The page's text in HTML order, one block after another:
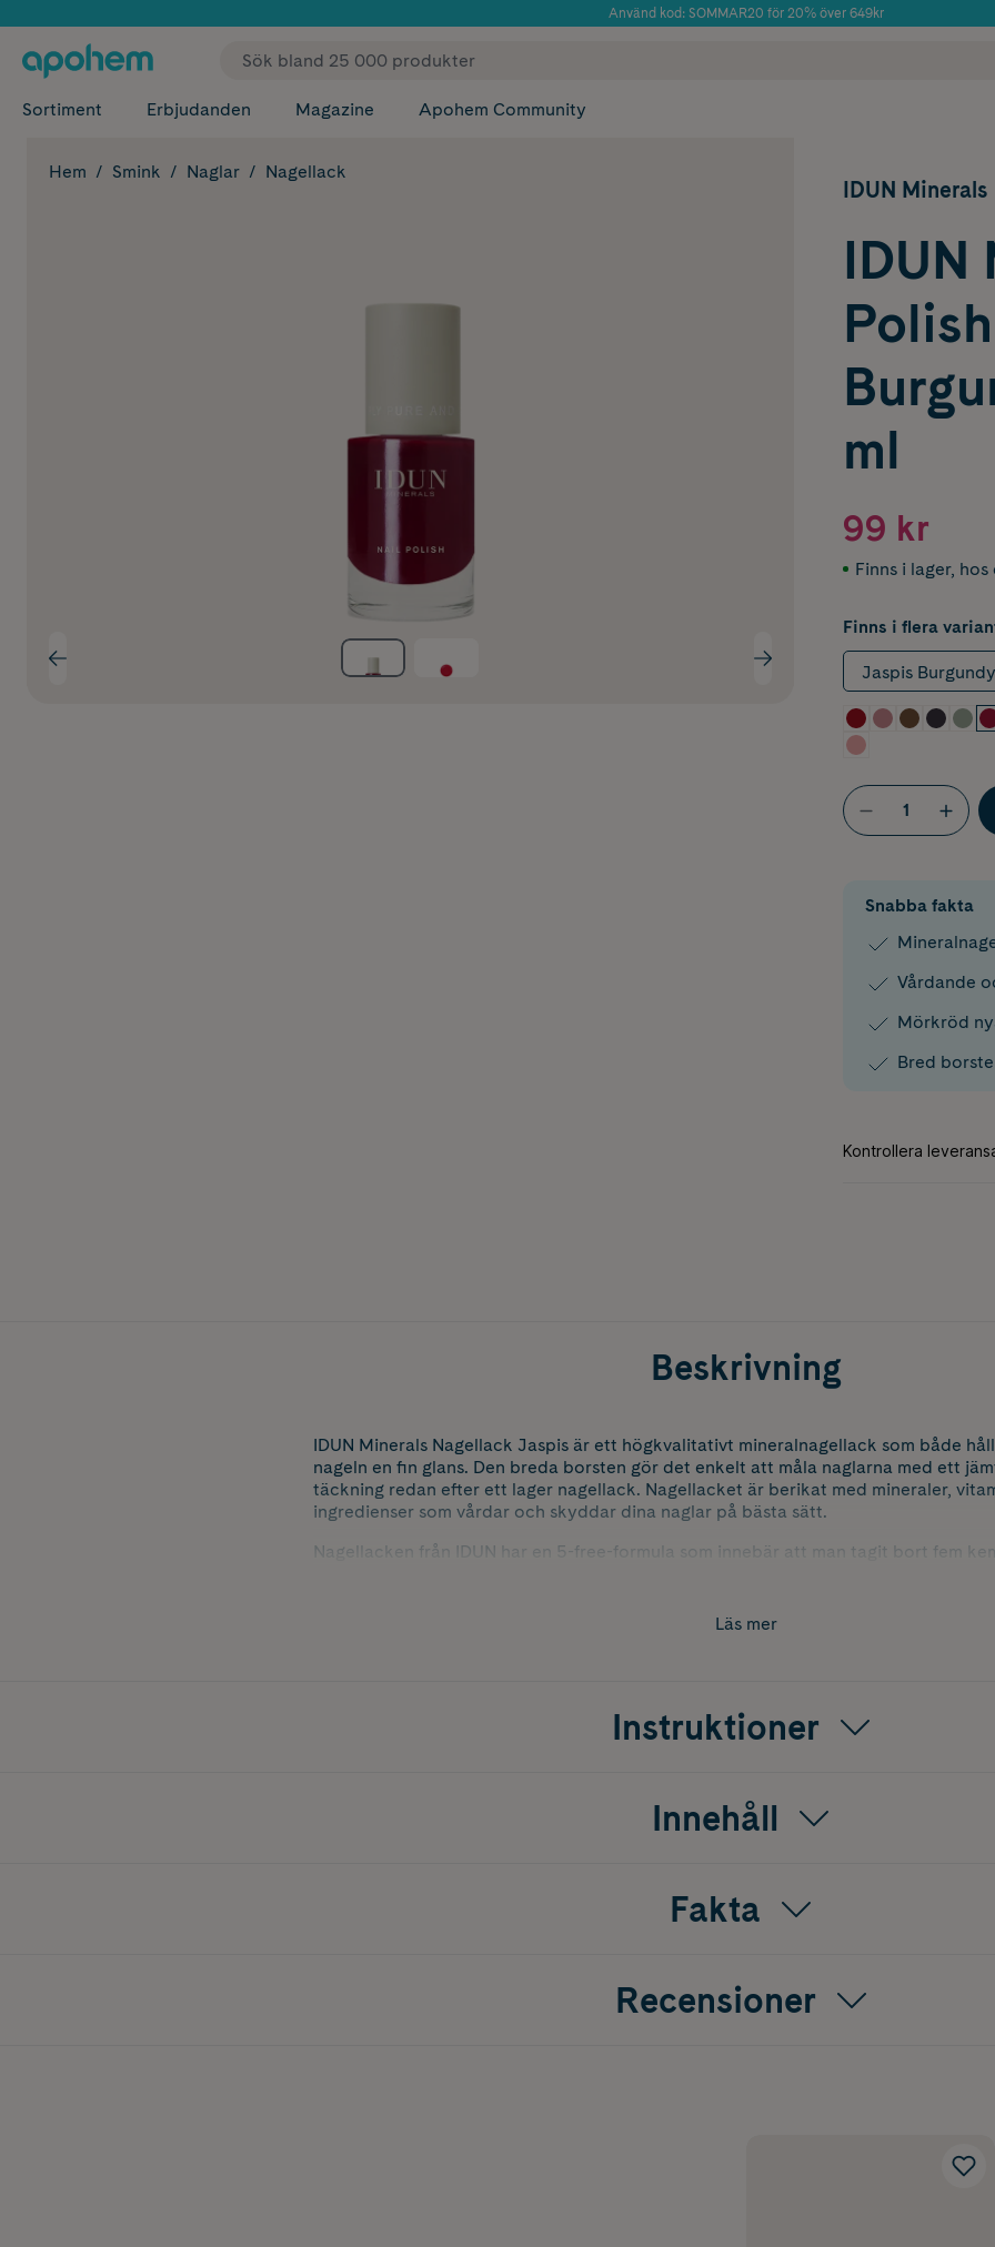
Använd kod: SOMMAR20 för 20% över 649kr
✓ Fri frakt
Sortiment Erbjudanden Magazine Apohem Community
Hem Smink Naglar Nagellack
IDUN Minerals
IDUN
ml
99 kr
Finns i lager, hos
Finns i flera
Jaspis
Snabba fakta
Vårdande
Mörkröd
Bred
Beskrivning
IDUN Minerals Nagellack Jaspis är ett högkvalitativt mineralnagellack som både
nageln en fin glans. Den breda borsten gör det enkelt att måla naglarna med ett
täckning redan efter ett lager nagellack. Nagellacket är berikat med mineraler,
ingredienser som vårdar och skyddar dina naglar på bästa sätt.
Nagellacken från IDUN har en 5-free-formula som innebär att man tagit bort fem
För att skydda naglarna och få nagellacket att hålla längre rekommenderar vi att
Läs mer
Instruktioner
Innehåll
Fakta
Recensioner